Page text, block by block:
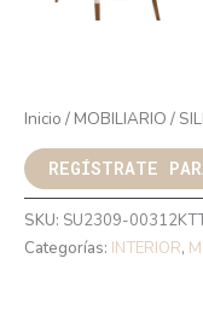
Inicio / MOBILIARIO /
REGÍSTRATE
SKU: SU2309-
Categorías: INTERIOR,